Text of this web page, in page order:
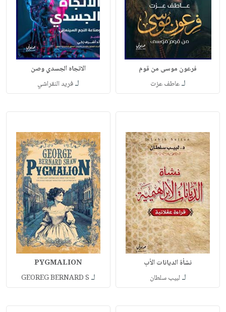
فرعون موسى من قوم
لـعاطف عزت
الاتجاه الجسدي وصن
لـفريد النقراشي
نشأة الديانات الأب
لـ لبيب سلطان
PYGMALION
لـ GEOREG BERNARD S